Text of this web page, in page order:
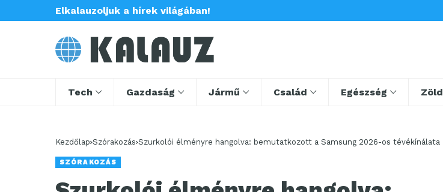
Elkalauzoljuk a hírek világában!
Tech Gazdaság Jármű Család Egészség Zöld
Kezdőlap Szórakozás Szurkolói élményre hangolva: bemutatkozott a Samsung 2026-os tévékínálata
SZÓRAKOZÁS